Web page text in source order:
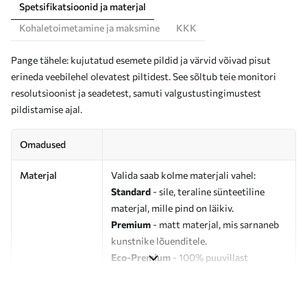
Spetsifikatsioonid ja materjal
Kohaletoimetamine ja maksmine
KKK
Pange tähele: kujutatud esemete pildid ja värvid võivad pisut
erineda veebilehel olevatest piltidest. See sõltub teie monitori
resolutsioonist ja seadetest, samuti valgustustingimustest
pildistamise ajal.
Omadused
Materjal
Valida saab kolme materjali vahel:
Standard - sile, teraline sünteetiline
materjal, mille pind on läikiv.
Premium - matt materjal, mis sarnaneb
kunstnike lõuenditele.
Eco-Premium - 100% puuvillast